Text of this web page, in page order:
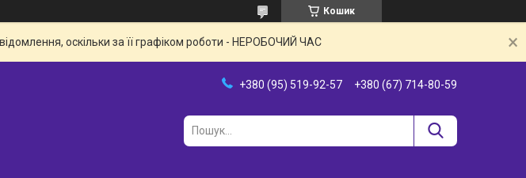
Кошик
оскільки за її графіком роботи - НЕРОБОЧИЙ ЧАС
+380 (95) 519-92-57 +380 (67) 714-80-59